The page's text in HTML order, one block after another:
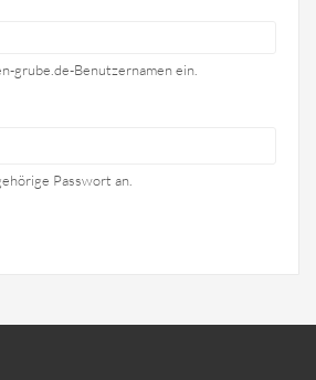
grube.de-Benutzernamen ein.
Passwort an.